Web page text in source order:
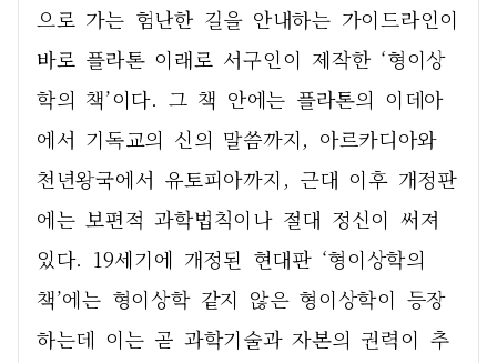
으로 가는 험난한 길을 안내하는 가이드라인이
바로 플라톤 이래로 서구인이 제작한 ‘형이상
학의 책’이다. 그 책 안에는 플라톤의 이데아
에서 기독교의 신의 말씀까지, 아르카디아와
천년왕국에서 유토피아까지, 근대 이후 개정판
에는 보편적 과학법칙이나 절대 정신이 써져
있다. 19세기에 개정된 현대판 ‘형이상학의
책’에는 형이상학 같지 않은 형이상학이 등장
하는데 이는 곧 과학기술과 자본의 권력이 추